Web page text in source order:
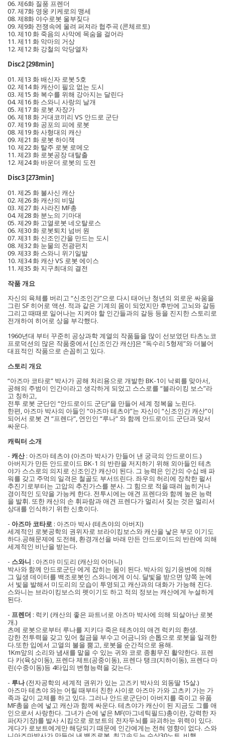
06. 제6화 질풍 프렌더
07. 제7화 영웅 키케로의 맹세
08. 제8화 야수로봇 울부짖다
09. 제9화 전쟁속에 울려 퍼져라 협주곡 (콘체르토)
10. 제10 화 죽음의 사막에 목숨을 걸어라
11. 제11 화 악마의 거상
12. 제12 화 강철의 악당열차
Disc2 [298min]
01. 제13 화 배신자 로봇 5호
02. 제14 화 캐산이 필요 없는 도시
03. 제15 화 복수를 위해 강아지는 달린다
04. 제16 화 스와니 사랑의 날개
05. 제17 화 로봇 자장가
06. 제18 화 거대코끼리 VS 안드로 군단
07. 제19 화 공포의 피에 로봇
08. 제19 화 사형대의 캐산
09. 제21 화 로봇 하이잭
10. 제22 화 탈주 로봇 로메오
11. 제23 화 로봇공장 대탈출
12. 제24 화 바운더 로봇의 도전
Disc3 [273min]
01. 제25 화 불사신 캐산
02. 제26 화 캐산의 비밀
03. 제27 화 사라진 MF총
04. 제28 화 분노의 기마대
05. 제29 화 고열로봇 네오탈로스
06. 제30 화 로봇퇴치 넘버 원
07. 제31 화 신조인간을 만드는 도시
08. 제32 화 눈물의 전광펀치
09. 제33 화 스와니 위기일발
10. 제34 화 캐산 VS 로봇 에이스
11. 제35 화 지구최대의 결전
작품 개요
자신의 육체를 버리고 “신조인간”으로 다시 태어난 청년의 외로운 싸움을
그린 SF 히어로 액션. 적과 같은 기계의 몸이 되었지만 후반에 고뇌와 갈등
그리고 때때로 일어나는 지켜야 할 인간들과의 갈등 등을 진지한 스토리로
전개하여 히어로 상을 부각했다.
1960년대 부터 꾸준히 공상과학 계열의 작품들을 많이 선보였던 타츠노코
프로덕션의 많은 작품중에서 [신조인간 캐산]은 “독수리 5형제”와 더불어
대표적인 작품으로 손꼽히고 있다.
스토리 개요
“아즈마 코타로” 박사가 공해 처리용으로 개발한 BK-1이 낙뢰를 맞아서,
공해의 주범이 인간이라고 생각하게 되었고 스스로를 “블라이킹 보스”라
고 칭하고,
전투 로봇 군단인 “안드로이드 군단”을 만들어 세계 정복을 노린다.
한편, 아즈마 박사의 아들인 “아즈마 테츠야”는 자신이 “신조인간 캐산”이
되어서 로봇 견 “프렌다”, 연인인 “루나” 와 함께 안드로이드 군단과 맞서
싸운다.
캐릭터 소개
- 캐산: 아즈마 테츠야 (아즈마 박사가 만들어 낸 궁극의 안드로이드.)
아버지가 만든 안드로이드 BK-1 의 반란을 저지하기 위해 외아들인 테츠
야가 스스로의 의지로 신조인간 캐산이 된다. 그 능력은 인간의 수십 배 파
워를 갖고 주먹의 일격은 철골도 부서뜨린다. 좌우의 허리에 장착한 펄서
추진기로부터는 고압의 추진가스를 분사. 그 힘으로 적을 때려 눕히거나
경이적인 도약을 가능케 한다. 전투시에는 애견 프렌다와 함께 높은 능력
을 발휘. 또한 캐산의 손 휘파람과 애견 프렌다가 멀리서 짖는 것은 멀리서
상대를 인식하기 위한 신호이다.
- 아즈마 코타로 : 아즈마 박사 (테츠야의 아버지)
세계적인 로봇공학의 권위자로 브라이킹보스와 캐산을 낳은 부모 이기도
하다.공해문제에 도전해, 환경개선을 바래 만든 안드로이드의 반란에 의해
세계적인 비난을 받는다.
- 스와니 : 아즈마 미도리 (캐산의 어머니)
박사와 함께 안드로군단 에게 잡히는 몸이 된다. 박사의 임기응변에 의해
그 일생 데이터를 백조로봇인 스와니에게 이식. 달빛을 받으면 양쪽 눈에
서 빛을 발해서 미도리의 모습이 투영되고 캐산과의 대화가 가능해 진다.
스와니는 브라이킹보스의 펫이기도 하고 적의 정보는 캐산에게 누설하게
된다.
- 프렌더 : 럭키 (캐산의 좋은 파트너로 아즈마 박사에 의해 되살아난 로봇
개.)
츠메 로봇으로부터 루나를 지키다 죽은 테츠야의 애견 럭키의 환생.
강한 전투력을 갖고 있어 철금을 부수고 어금니와 손톱으로 로봇을 일격한
다.또한 입에서 고열의 불을 뿜고, 로봇을 순간적으로 용해.
1Km앞의 소리와 냄새를 맡을 수 있는 귀와 코로 종횡무진 활약한다. 프렌
다 카(육상이동), 프렌다 제트(공중이동), 프렌다 탱크(지하이동), 프렌다 마
린(수중이동)등 4타입의 변형능력을 갖는다.
- 루나(전자공학의 세계적 권위가 있는 고즈키 박사의 외동딸 15살.)
아즈마 테츠야 와는 어릴 때부터 친한 사이로 아즈마 가와 고츠키 가는 가
족과 같이 교제를 하고 있다. 그러나 안드로군단이 아버지를 죽이고 유품
MF총을 손에 넣고 캐산과 함께 싸운다. 테츠야가 캐산이 된 지금도 그를 애
인으로서 사랑한다. 그녀가 손에 넣은 MF(마그네틱필드)총이란, 강력한 자
파(자기장)를 발사 시킴으로 로보트의 전자두뇌를 파괴하는 위력이 있다.
게다가 로보트에게만 해당되기 때문에 인간에게는 전혀 영향이 없다. 스와